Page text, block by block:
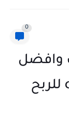
0
وافضل
المواقع الربحيه cur-urls للربح